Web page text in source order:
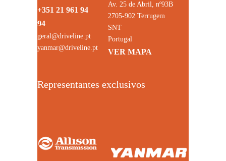
+351 21 961 94
94
geral@driveline.pt
yanmar@driveline.pt
Av. 25 de Abril, nº93B
2705-902 Terrugem
SNT
Portugal
VER MAPA
Representantes exclusivos